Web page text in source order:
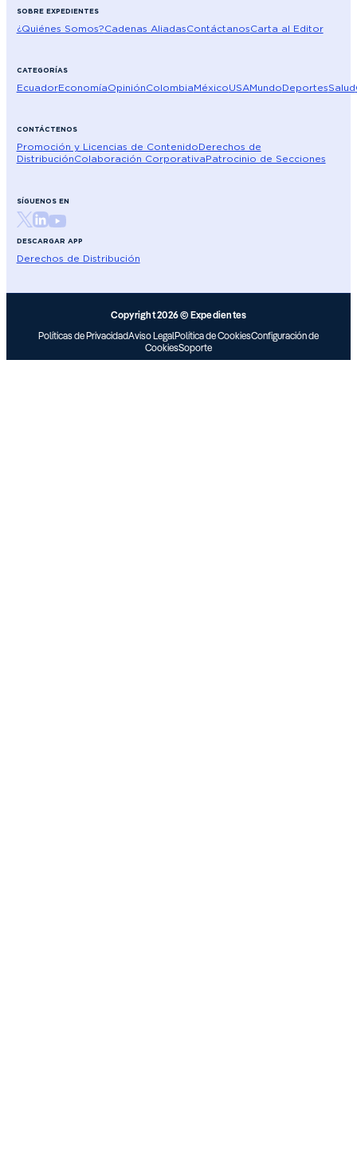
SOBRE EXPEDIENTES
¿Quiénes Somos?Cadenas AliadasContáctanosCarta al Editor
CATEGORÍAS
EcuadorEconomíaOpiniónColombiaMéxicoUSAMundoDeportesSalud
CONTÁCTENOS
Promoción y Licencias de ContenidoDerechos de
DistribuciónColaboración CorporativaPatrocinio de Secciones
SÍGUENOS EN
DESCARGAR APP
Derechos de Distribución
Copyright 2026 © Expedientes
Políticas de PrivacidadAviso LegalPolítica de CookiesConfiguración de
CookiesSoporte